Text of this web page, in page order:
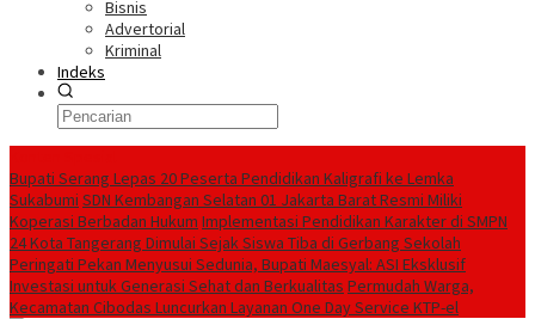
Bisnis
Advertorial
Kriminal
Indeks
Bupati Serang Lepas 20 Peserta Pendidikan Kaligrafi ke Lemka
Sukabumi SDN Kembangan Selatan 01 Jakarta Barat Resmi Miliki
Koperasi Berbadan Hukum Implementasi Pendidikan Karakter di SMPN
24 Kota Tangerang Dimulai Sejak Siswa Tiba di Gerbang Sekolah
Peringati Pekan Menyusui Sedunia, Bupati Maesyal: ASI Eksklusif
Investasi untuk Generasi Sehat dan Berkualitas Permudah Warga,
Kecamatan Cibodas Luncurkan Layanan One Day Service KTP-el